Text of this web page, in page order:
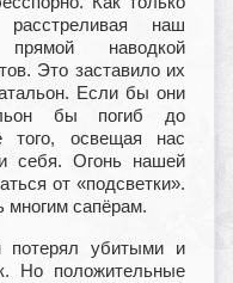
наш
прямой наводкой
Это заставило их
Если бы они
бы погиб до
того, освещая нас
себя. Огонь нашей
от «подсветки».
многим сапёрам.
убитыми и
Но положительные